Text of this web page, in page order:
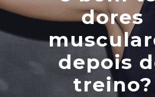
dores
depois
treino?